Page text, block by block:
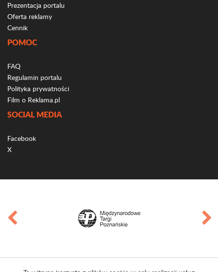
Prezentacja portalu
Oferta reklamy
Cennik
POMOC
FAQ
Regulamin portalu
Polityka prywatności
Film o Reklama.pl
SOCIAL MEDIA
Facebook
X